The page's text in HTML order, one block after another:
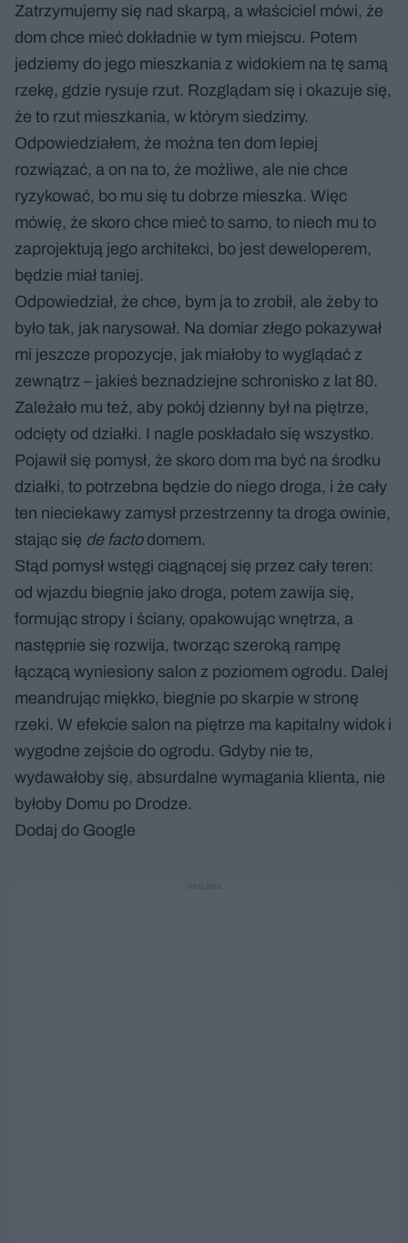
Zatrzymujemy się nad skarpą, a właściciel mówi, że
dom chce mieć dokładnie w tym miejscu. Potem
jedziemy do jego mieszkania z widokiem na tę samą
rzekę, gdzie rysuje rzut. Rozglądam się i okazuje się,
że to rzut mieszkania, w którym siedzimy.
Odpowiedziałem, że można ten dom lepiej
rozwiązać, a on na to, że możliwe, ale nie chce
ryzykować, bo mu się tu dobrze mieszka. Więc
mówię, że skoro chce mieć to samo, to niech mu to
zaprojektują jego architekci, bo jest deweloperem,
będzie miał taniej.
Odpowiedział, że chce, bym ja to zrobił, ale żeby to
było tak, jak narysował. Na domiar złego pokazywał
mi jeszcze propozycje, jak miałoby to wyglądać z
zewnątrz – jakieś beznadziejne schronisko z lat 80.
Zależało mu też, aby pokój dzienny był na piętrze,
odcięty od działki. I nagle poskładało się wszystko.
Pojawił się pomysł, że skoro dom ma być na środku
działki, to potrzebna będzie do niego droga, i że cały
ten nieciekawy zamysł przestrzenny ta droga owinie,
stając się de factodomem.
Stąd pomysł wstęgi ciągnącej się przez cały teren:
od wjazdu biegnie jako droga, potem zawija się,
formując stropy i ściany, opakowując wnętrza, a
następnie się rozwija, tworząc szeroką rampę
łączącą wyniesiony salon z poziomem ogrodu. Dalej
meandrując miękko, biegnie po skarpie w stronę
rzeki. W efekcie salon na piętrze ma kapitalny widok i
wygodne zejście do ogrodu. Gdyby nie te,
wydawałoby się, absurdalne wymagania klienta, nie
byłoby Domu po Drodze.
Dodaj do Google